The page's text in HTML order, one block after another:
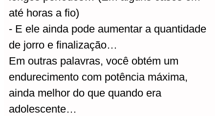
até horas a fio)
- E ele ainda pode aumentar a quantidade
de jorro e finalização…
Em outras palavras, você obtém um
endurecimento com potência máxima,
ainda melhor do que quando era
adolescente…